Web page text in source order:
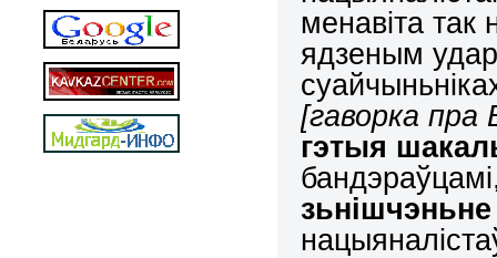
менавіта
ядзеным
[гаворка пра
гэтыя
зьнішчэньне